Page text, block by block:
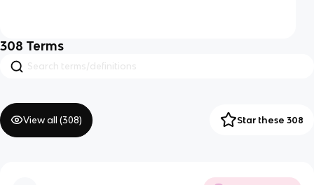
308 Terms
View all (308) Star these 308